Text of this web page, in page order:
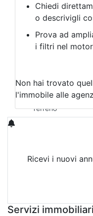
Albergo
Laboratorio
Negozio/locale
Agriturismo
Magazzini
Qualsiasi
Terreno edificabile
Terreno
Chiedi
o descrivigli
Prova ad
i filtri nel
Non hai trovato
l'immobile alle
Ricevi i nuovi
Servizi immobiliari